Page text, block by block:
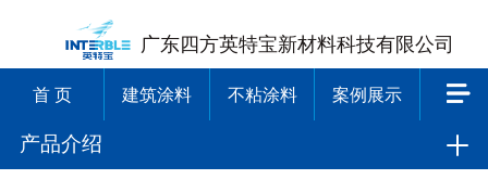
广东四方英特宝新材料科技有限公司
首 页 建筑涂料 不粘涂料 案例展示
产品介绍